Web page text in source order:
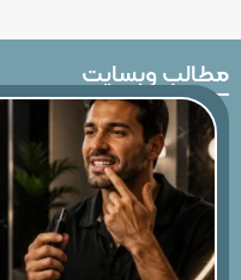
مطالب وبسایت